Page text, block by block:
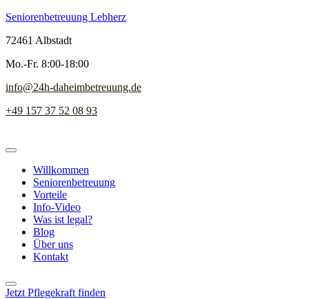
Seniorenbetreuung Lebherz
72461 Albstadt
Mo.-Fr. 8:00-18:00
info@24h-daheimbetreuung.de
+49 157 37 52 08 93
Willkommen
Seniorenbetreuung
Vorteile
Info-Video
Was ist legal?
Blog
Über uns
Kontakt
Jetzt Pflegekraft finden